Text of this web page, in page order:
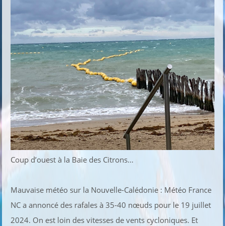
Coup d’ouest à la Baie des Citrons…
Mauvaise météo sur la Nouvelle-Calédonie : Météo France
NC a annoncé des rafales à 35-40 nœuds pour le 19 juillet
2024. On est loin des vitesses de vents cycloniques. Et